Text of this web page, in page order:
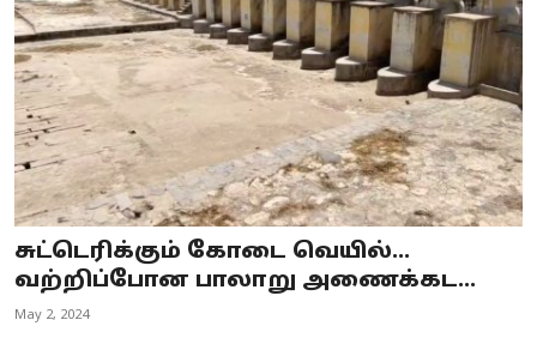
சுட்டெரிக்கும் கோடை வெயில்...
வற்றிப்போன பாலாறு அணைக்கட...
May 2, 2024